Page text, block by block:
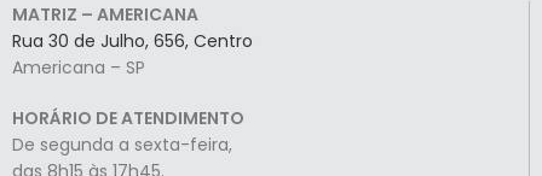
MATRIZ – AMERICANA
Rua 30 de Julho, 656, Centro
Americana – SP
HORÁRIO DE ATENDIMENTO
De segunda a sexta-feira,
das 8h15 às 17h45.